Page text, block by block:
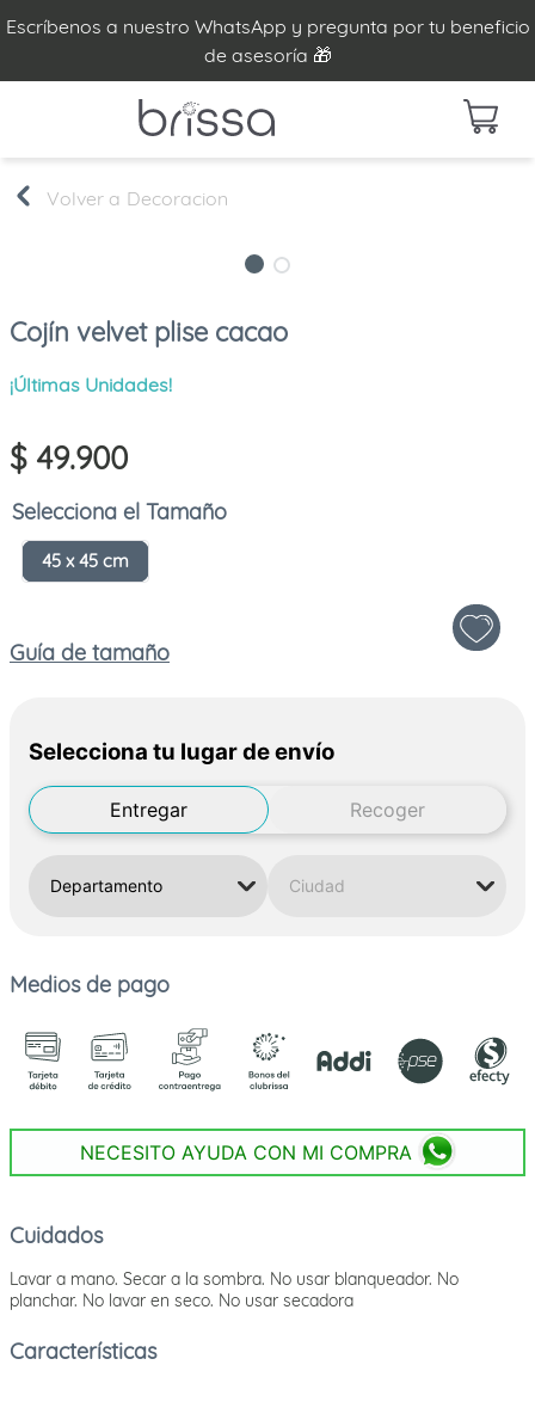
Escríbenos a nuestro WhatsApp y pregunta por tu beneficio
de asesoría 🎁
Decoracion
Cojín velvet plise cacao
¡Últimas Unidades!
$ 49.900
Tamaño
45 x 45 cm
Guía de tamaño
Selecciona tu lugar de envío
Entregar Recoger
Medios de pago
NECESITO AYUDA CON MI COMPRA
Cuidados
Lavar a mano. Secar a la sombra. No usar blanqueador. No
planchar. No lavar en seco. No usar secadora